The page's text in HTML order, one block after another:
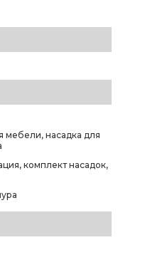
мебели, насадка для
комплект насадок,